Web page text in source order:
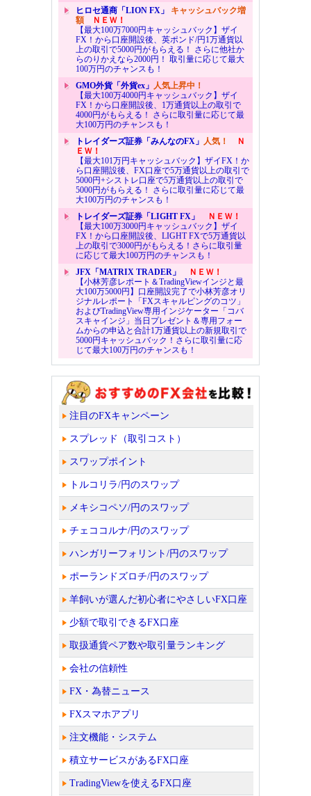
ヒロセ通商「LION FX」 キャッシュバック増
額ＮＥＷ！
【最大100万7000円キャッシュバック】ザイ
FX！から口座開設後、英ポンド/円1万通貨以
上の取引で5000円がもらえる！ さらに他社か
らのりかえなら2000円！ 取引量に応じて最大
100万円のチャンスも！
GMO外貨「外貨ex」 人気上昇中！
【最大100万4000円キャッシュバック】ザイ
FX！から口座開設後、1万通貨以上の取引で
4000円がもらえる！ さらに取引量に応じて最
大100万円のチャンスも！
トレイダーズ証券「みんなのFX」 人気！
Ｎ
ＥＷ！
【最大101万円キャッシュバック】ザイFX！か
ら口座開設後、FX口座で5万通貨以上の取引で
5000円+シストレ口座で5万通貨以上の取引で
5000円がもらえる！ さらに取引量に応じて最
大100万円のチャンスも！
トレイダーズ証券「LIGHT FX」
ＮＥＷ！
【最大100万3000円キャッシュバック】ザイ
FX！から口座開設後、LIGHT FXで5万通貨以
上の取引で3000円がもらえる！さらに取引量
に応じて最大100万円のチャンスも！
JFX「MATRIX TRADER」
ＮＥＷ！
【小林芳彦レポート＆TradingViewインジと最
大100万5000円】口座開設完了で小林芳彦オリ
ジナルレポート「FXスキャルピングのコツ」
およびTradingView専用インジケーター「コバ
スキャインジ」当日プレゼント＆専用フォー
ムからの申込と合計1万通貨以上の新規取引で
5000円キャッシュバック！さらに取引量に応
じて最大100万円のチャンスも！
注目のFXキャンペーン
スプレッド（取引コスト）
スワップポイント
トルコリラ/円のスワップ
メキシコペソ/円のスワップ
チェココルナ/円のスワップ
ハンガリーフォリント/円のスワップ
ポーランドズロチ/円のスワップ
羊飼いが選んだ初心者にやさしいFX口座
少額で取引できるFX口座
取扱通貨ペア数や取引量ランキング
会社の信頼性
FX・為替ニュース
FXスマホアプリ
注文機能・システム
積立サービスがあるFX口座
TradingViewを使えるFX口座